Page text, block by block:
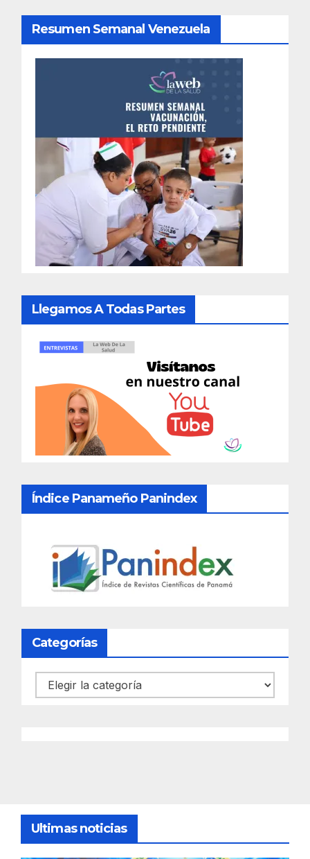
Resumen Semanal Venezuela
Llegamos A Todas Partes
Índice Panameño Panindex
Categorías
Categorías
Ultimas noticias